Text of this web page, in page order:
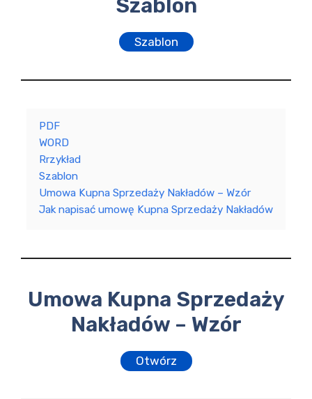
Szablon
Szablon
PDF
WORD
Rrzykład
Szablon
Umowa Kupna Sprzedaży Nakładów – Wzór
Jak napisać umowę Kupna Sprzedaży Nakładów
Umowa Kupna Sprzedaży
Nakładów – Wzór
Otwórz